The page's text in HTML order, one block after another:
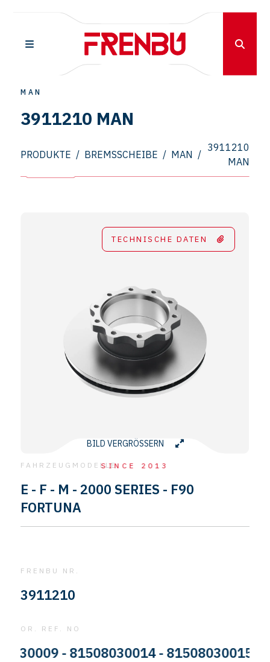
SINCE 2013
MAN
3911210 MAN
PRODUKTE / BREMSSCHEIBE / MAN /
3911210
MAN
TECHNISCHE DATEN
BILD VERGRÖSSERN
FAHRZEUGMODELLE
E - F - M - 2000 SERIES - F90
FORTUNA
FRENBU NR.
3911210
OR. REF. NO
- 81508030014 - 81508030015 -